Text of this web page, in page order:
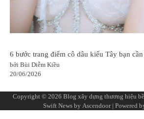
6 bước trang điểm cô dâu kiểu Tây bạn
bởi Bùi Diễm Kiều
20/06/2026
Copyright © 2026 Blog xây dựng thương hiệu
Swift News by Ascendoor| Powered